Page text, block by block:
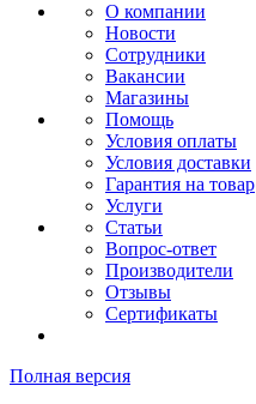
О компании
Новости
Сотрудники
Вакансии
Магазины
Помощь
Условия оплаты
Условия доставки
Гарантия на товар
Услуги
Статьи
Вопрос-ответ
Производители
Отзывы
Сертификаты
Полная версия